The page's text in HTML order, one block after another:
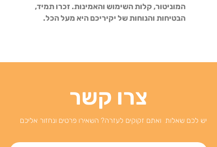
המוניטור, קלות השימוש והאמינות. זכרו תמיד,
הבטיחות והנוחות של יקיריכם היא מעל הכל.
צרו קשר
יש לכם שאלות ואתם זקוקים לעזרה? השאירו פרטים ונחזור אליכם